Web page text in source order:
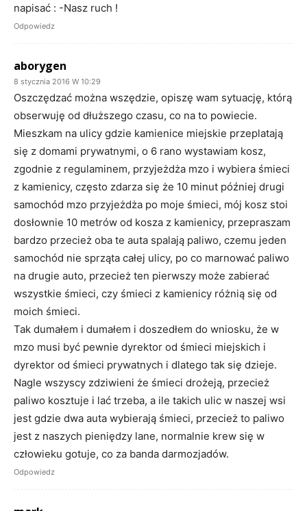
napisać : -Nasz ruch !
Odpowiedz
aborygen
8 stycznia 2016 W 10:29
Oszczędzać można wszędzie, opiszę wam sytuację, którą
obserwuję od dłuższego czasu, co na to powiecie.
Mieszkam na ulicy gdzie kamienice miejskie przeplatają
się z domami prywatnymi, o 6 rano wystawiam kosz,
zgodnie z regulaminem, przyjeżdża mzo i wybiera śmieci
z kamienicy, często zdarza się że 10 minut później drugi
samochód mzo przyjeżdża po moje śmieci, mój kosz stoi
dosłownie 10 metrów od kosza z kamienicy, przepraszam
bardzo przecież oba te auta spalają paliwo, czemu jeden
samochód nie sprząta całej ulicy, po co marnować paliwo
na drugie auto, przecież ten pierwszy może zabierać
wszystkie śmieci, czy śmieci z kamienicy różnią się od
moich śmieci.
Tak dumałem i dumałem i doszedłem do wniosku, że w
mzo musi być pewnie dyrektor od śmieci miejskich i
dyrektor od śmieci prywatnych i dlatego tak się dzieje.
Nagle wszyscy zdziwieni że śmieci drożeją, przecież
paliwo kosztuje i lać trzeba, a ile takich ulic w naszej wsi
jest gdzie dwa auta wybierają śmieci, przecież to paliwo
jest z naszych pieniędzy lane, normalnie krew się w
człowieku gotuje, co za banda darmozjadów.
Odpowiedz